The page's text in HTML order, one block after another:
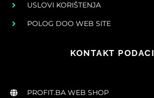
USLOVI KORIŠTENJA
POLOG DOO WEB SITE
KONTAKT PODACI
PROFIT.BA WEB SHOP